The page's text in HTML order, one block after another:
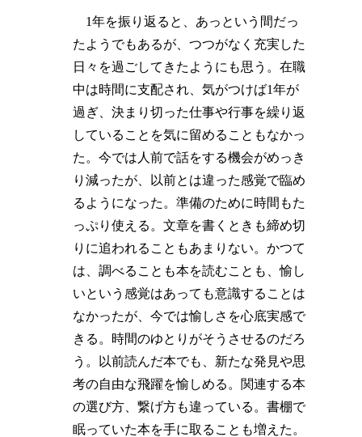
1年を振り返ると、あっという間だっ
たようでもあるが、つつがなく充実した
日々を過ごしてきたようにも思う。在職
中は時間に支配され、気がつけば1年が
過ぎ、決まり切った仕事や行事を繰り返
していることを気に留めることもなかっ
た。今では人前で話をする機会がめっき
り減ったが、以前とは違った感覚で臨め
るようになった。準備のために時間もた
っぷり使える。文章を書くときも締め切
りに追われることもあまりない。かつて
は、調べることも本を読むことも、愉し
いという感覚はあっても意識することは
なかったが、今では愉しさを心底実感で
きる。時間のゆとりがそうさせるのだろ
う。以前読んだ本でも、新たな発見や思
考の自由な飛躍を愉しめる。関連する本
の選び方、繋げ方も違っている。書棚で
眠っていた本を手に取ることも増えた。